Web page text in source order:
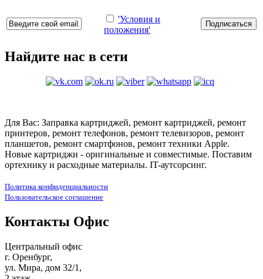
'Условия и
положения'
Найдите нас в сети
Для Вас: Заправка картриджей, ремонт картриджей, ремонт
принтеров, ремонт телефонов, ремонт телевизоров, ремонт
планшетов, ремонт смартфонов, ремонт техники Apple.
Новые картриджи - оригинальные и совместимые. Поставим
ортехнику и расходные материалы. IT-аутсорсинг.
Политика конфиденциальности
Пользовательское соглашение
Контакты Офис
Центральный офис
г. Оренбург,
ул. Мира, дом 32/1,